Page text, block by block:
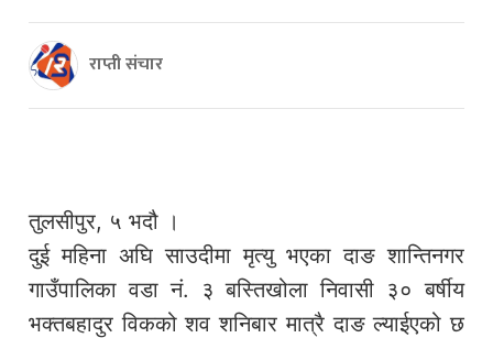
राप्ती संचार
तुलसीपुर, ५ भदौ ।
दुई महिना अघि साउदीमा मृत्यु भएका दाङ शान्तिनगर
गाउँपालिका वडा नं. ३ बस्तिखोला निवासी ३० बर्षीय
भक्तबहादुर विकको शव शनिबार मात्रै दाङ ल्याईएको छ